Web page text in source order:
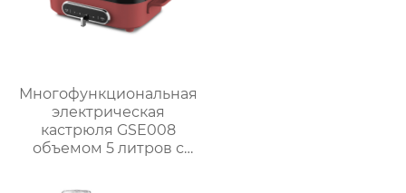
Многофункциональная
электрическая
кастрюля GSE008
объемом 5 литров с